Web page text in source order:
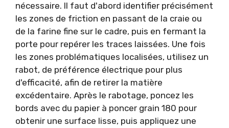
nécessaire. Il faut d'abord identifier précisément
les zones de friction en passant de la craie ou
de la farine fine sur le cadre, puis en fermant la
porte pour repérer les traces laissées. Une fois
les zones problématiques localisées, utilisez un
rabot, de préférence électrique pour plus
d'efficacité, afin de retirer la matière
excédentaire. Après le rabotage, poncez les
bords avec du papier à poncer grain 180 pour
obtenir une surface lisse, puis appliquez une